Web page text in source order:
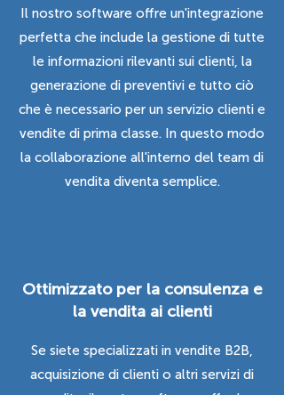
Il nostro software offre un'integrazione
perfetta che include la gestione di tutte
le informazioni rilevanti sui clienti, la
generazione di preventivi e tutto ciò
che è necessario per un servizio clienti e
vendite di prima classe. In questo modo
la collaborazione all'interno del team di
vendita diventa semplice.
Ottimizzato per la consulenza e
la vendita ai clienti
Se siete specializzati in vendite B2B,
acquisizione di clienti o altri servizi di